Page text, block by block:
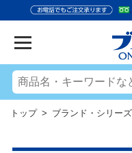
トップ> ブランド・シリーズ